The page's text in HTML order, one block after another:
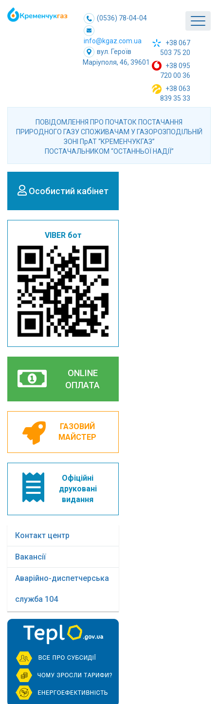
(0536) 78-04-04
info@kgaz.com.ua
вул. Героїв
Маріуполя, 46, 39601
+38 067
503 75 20
+38 095
720 00 36
+38 063
839 35 33
ПОВІДОМЛЕННЯ ПРО ПОЧАТОК ПОСТАЧАННЯ
ПРИРОДНОГО ГАЗУ СПОЖИВАЧАМ У ГАЗОРОЗПОДІЛЬНІЙ
ЗОНІ ПрАТ “КРЕМЕНЧУКГАЗ”
ПОСТАЧАЛЬНИКОМ “ОСТАННЬОЇ НАДІЇ”
Особистий кабінет
VIBER бот
ONLINE
ОПЛАТА
ГАЗОВИЙ
МАЙСТЕР
Офіційні
друковані
видання
Контакт центр
Вакансії
Аварійно-диспетчерська
служба 104